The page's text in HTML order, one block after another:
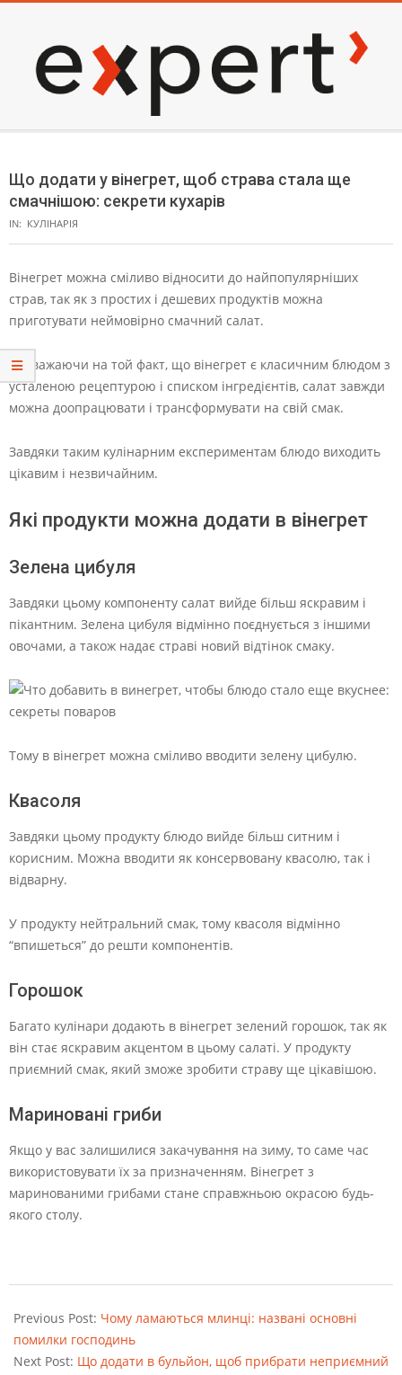
content
EXPERT
Menu
Що додати у вінегрет, щоб страва стала ще
смачнішою: секрети кухарів
IN: КУЛІНАРІЯ
Вінегрет можна сміливо відносити до найпопулярніших
страв, так як з простих і дешевих продуктів можна
приготувати неймовірно смачний салат.
Незважаючи на той факт, що вінегрет є класичним блюдом з
усталеною рецептурою і списком інгредієнтів, салат завжди
можна доопрацювати і трансформувати на свій смак.
Завдяки таким кулінарним експериментам блюдо виходить
цікавим і незвичайним.
Які продукти можна додати в вінегрет
Зелена цибуля
Завдяки цьому компоненту салат вийде більш яскравим і
пікантним. Зелена цибуля відмінно поєднується з іншими
овочами, а також надає страві новий відтінок смаку.
Тому в вінегрет можна сміливо вводити зелену цибулю.
Квасоля
Завдяки цьому продукту блюдо вийде більш ситним і
корисним. Можна вводити як консервовану квасолю, так і
відварну.
У продукту нейтральний смак, тому квасоля відмінно
“впишеться” до решти компонентів.
Горошок
Багато кулінари додають в вінегрет зелений горошок, так як
він стає яскравим акцентом в цьому салаті. У продукту
приємний смак, який зможе зробити страву ще цікавішою.
Мариновані гриби
Якщо у вас залишилися закачування на зиму, то саме час
використовувати їх за призначенням. Вінегрет з
маринованими грибами стане справжньою окрасою будь-
якого столу.
08-
23
Previous Post: Чому ламаються млинці: названі основні
помилки господинь
Next Post: Що додати в бульйон, щоб прибрати неприємний